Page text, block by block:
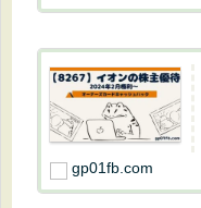
gp01fb.com